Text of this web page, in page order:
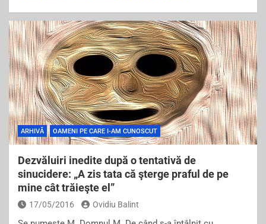
c
e
b
o
o
k
tt
er
ai
l
ar
e
ARHIVĂ OAMENI PE CARE I-AM CUNOSCUT
Dezvăluiri inedite după o tentativă de
sinucidere: „A zis tata că şterge praful de pe
mine cât trăieşte el”
17/05/2016 Ovidiu Balint